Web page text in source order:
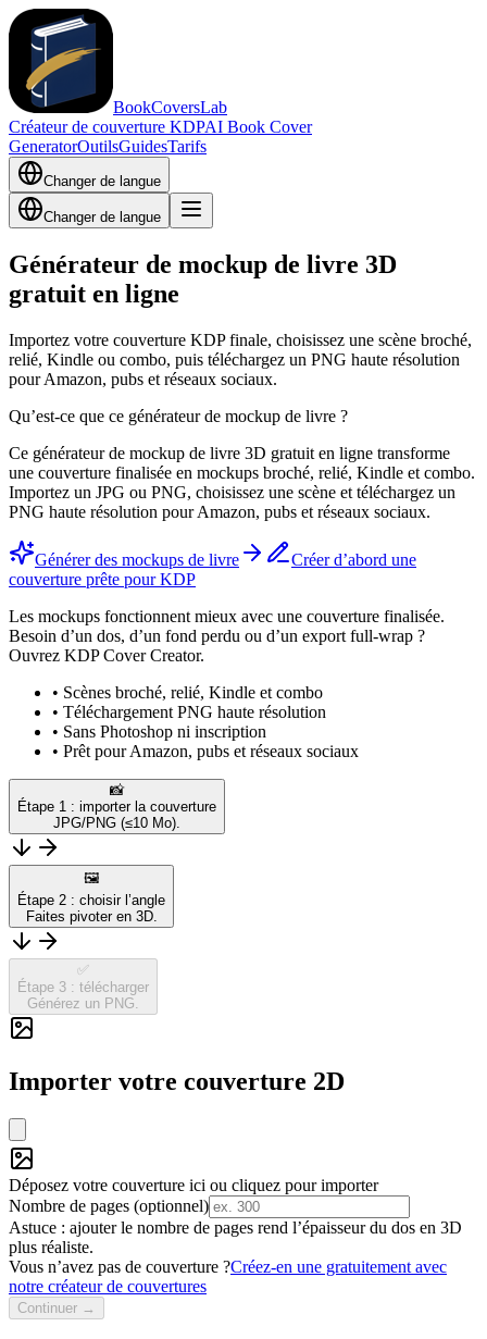
BookCoversLab
Créateur de couverture KDPAI Book Cover
GeneratorOutilsGuidesTarifs
Changer de langue
Changer de langue
Générateur de mockup de livre 3D
gratuit en ligne
Importez votre couverture KDP finale, choisissez une scène broché,
relié, Kindle ou combo, puis téléchargez un PNG haute résolution
pour Amazon, pubs et réseaux sociaux.
Qu’est-ce que ce générateur de mockup de livre ?
Ce générateur de mockup de livre 3D gratuit en ligne transforme
une couverture finalisée en mockups broché, relié, Kindle et combo.
Importez un JPG ou PNG, choisissez une scène et téléchargez un
PNG haute résolution pour Amazon, pubs et réseaux sociaux.
Générer des mockups de livre
Créer d’abord une
couverture prête pour KDP
Les mockups fonctionnent mieux avec une couverture finalisée.
Besoin d’un dos, d’un fond perdu ou d’un export full-wrap ?
Ouvrez KDP Cover Creator.
• Scènes broché, relié, Kindle et combo
• Téléchargement PNG haute résolution
• Sans Photoshop ni inscription
• Prêt pour Amazon, pubs et réseaux sociaux
📸
Étape 1 : importer la couverture
JPG/PNG (≤10 Mo).
🖼️
Étape 2 : choisir l’angle
Faites pivoter en 3D.
✅
Étape 3 : télécharger
Générez un PNG.
Importer votre couverture 2D
Déposez votre couverture ici ou cliquez pour importer
Nombre de pages (optionnel)
Astuce : ajouter le nombre de pages rend l’épaisseur du dos en 3D
plus réaliste.
Vous n’avez pas de couverture ?Créez-en une gratuitement avec
notre créateur de couvertures
Continuer →